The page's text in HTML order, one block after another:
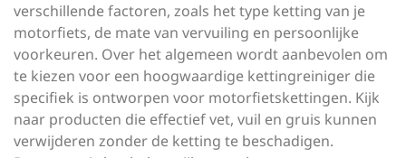
verschillende factoren, zoals het type ketting van je
motorfiets, de mate van vervuiling en persoonlijke
voorkeuren. Over het algemeen wordt aanbevolen om
te kiezen voor een hoogwaardige kettingreiniger die
specifiek is ontworpen voor motorfietskettingen. Kijk
naar producten die effectief vet, vuil en gruis kunnen
verwijderen zonder de ketting te beschadigen.